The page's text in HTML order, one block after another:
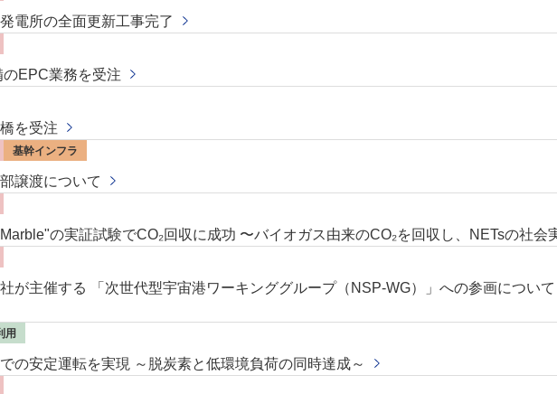
電所の全面更新工事完了
EPC業務を受注
を受注
基幹インフラ
譲渡について
の実証試験でCO₂回収に成功 〜バイオガス由来のCO₂を回収し、NETsの社会
が主催する 「次世代型宇宙港ワーキンググループ（NSP-WG）」への参画につい
用
の安定運転を実現 ～脱炭素と低環境負荷の同時達成～